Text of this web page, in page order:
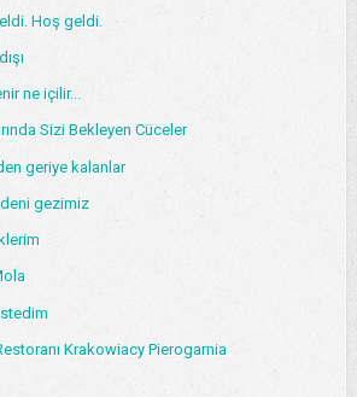
Hoş geldi.
ne içilir...
Sizi Bekleyen Cüceler
geriye kalanlar
gezimiz
Krakowiacy Pierogarnia